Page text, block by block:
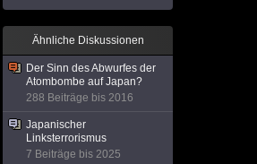
Ähnliche Diskussionen
Der Sinn des Abwurfes der
Atombombe auf Japan?
288 Beiträge bis 2016
Japanischer
Linksterrorismus
7 Beiträge bis 2025